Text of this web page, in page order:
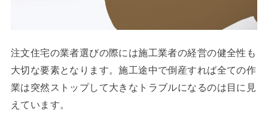
注文住宅の業者選びの際には施工業者の経営の健全性も
大切な要素となります。施工途中で倒産すれば全ての作
業は突然ストップして大きなトラブルになるのは目に見
えています。